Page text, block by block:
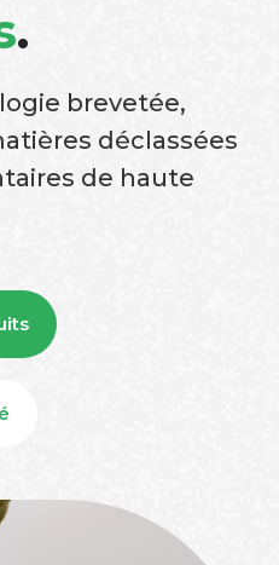
.
brevetée,
déclassées
de haute